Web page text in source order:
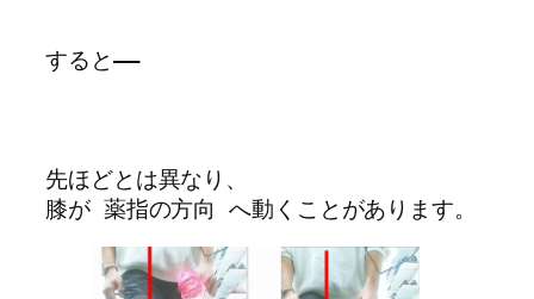
すると――
先ほどとは異なり、
膝が 薬指の方向 へ動くことがあります。